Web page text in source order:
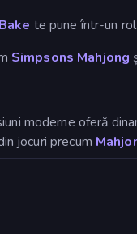
te pune într-un
Simpsons Mahjong
moderne oferă
jocuri precum